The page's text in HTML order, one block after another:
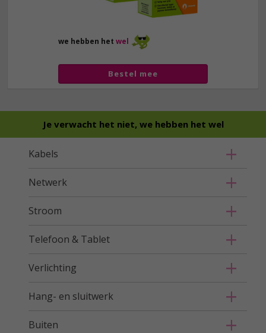
we hebben het wel
Bestel mee
Je verwacht het niet, we hebben het wel
Kabels
Netwerk
Stroom
Telefoon & Tablet
Verlichting
Hang- en sluitwerk
Buiten